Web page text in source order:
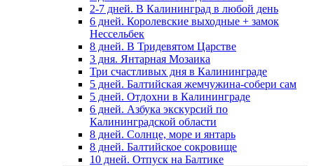
2-7 дней. В Калининград в любой день
6 дней. Королевские выходные + замок
Нессельбек
8 дней. В Тридевятом Царстве
3 дня. Янтарная Мозаика
Три счастливых дня в Калининграде
5 дней. Балтийская жемчужина-собери сам
5 дней. Отдохни в Калининграде
6 дней. Азбука экскурсий по
Калининградской области
8 дней. Солнце, море и янтарь
8 дней. Балтийское сокровище
10 дней. Отпуск на Балтике